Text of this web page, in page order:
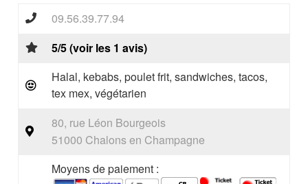
09.56.39.77.94
5/5 (voir les 1 avis)
Halal, kebabs, poulet frit, sandwiches, tacos,
tex mex, végétarien
80, rue Léon Bourgeois
51000 Chalons en Champagne
Moyens de paiement :